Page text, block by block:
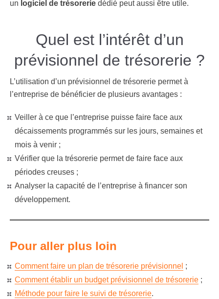
un logiciel de trésorerie dédié peut aussi être utile.
Quel est l’intérêt d’un
prévisionnel de trésorerie ?
L’utilisation d’un prévisionnel de trésorerie permet à
l’entreprise de bénéficier de plusieurs avantages :
Veiller à ce que l’entreprise puisse faire face aux
décaissements programmés sur les jours, semaines et
mois à venir ;
Vérifier que la trésorerie permet de faire face aux
périodes creuses ;
Analyser la capacité de l’entreprise à financer son
développement.
Pour aller plus loin
Comment faire un plan de trésorerie prévisionnel ;
Comment établir un budget prévisionnel de trésorerie ;
Méthode pour faire le suivi de trésorerie.